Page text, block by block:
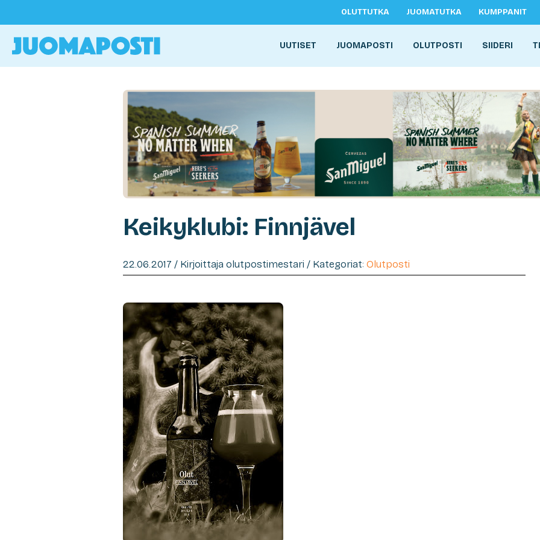
OLUTTUTKA JUOMATUTKA KUMPPANIT
UUTISET JUOMAPOSTI OLUTPOSTI SIIDERI
Keikyklubi: Finnjävel
22.06.2017 / Kirjoittaja olutpostimestari / Kategoriat: Olutposti